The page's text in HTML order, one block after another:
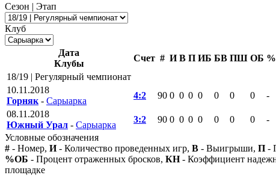
Сезон | Этап
Клуб
Дата
Клубы
Счет # И В П ИБ БВ ПШ ОБ
18/19 | Регулярный чемпионат
10.11.2018
Горняк - Сарыарка
4:2 90 0 0 0 0 0 0 0 -
08.11.2018
Южный Урал - Сарыарка
3:2 90 0 0 0 0 0 0 0 -
Условные обозначения
# - Номер, И- Количество проведенных игр, В - Выигрыши, П -
%ОБ - Процент отраженных бросков, КН- Коэффициент
площадке